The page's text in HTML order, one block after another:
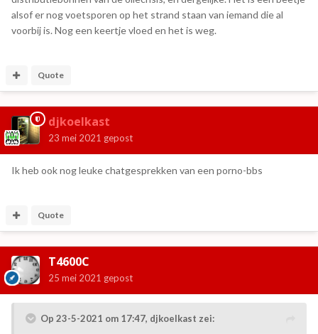
we daar nooit achter komen.
alsof er nog voetsporen op het strand staan van iemand die al
voorbij is. Nog een keertje vloed en het is weg.
Quote
djkoelkast
23 mei 2021 gepost
Ik heb ook nog leuke chatgesprekken van een porno-bbs
Quote
T4600C
25 mei 2021 gepost
Op 23-5-2021 om 17:47, djkoelkast zei: